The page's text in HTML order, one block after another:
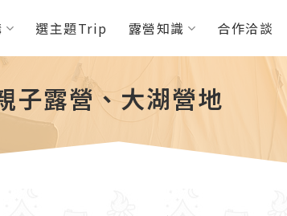
選主題Trip 露營知識 合作洽談
子露營、大湖營地